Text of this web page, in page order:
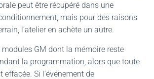
peut être récupéré dans une
mais pour des raisons
l’atelier en achète un autre.
GM dont la mémoire reste
la programmation, alors que toute
effacée. Si l’événement de